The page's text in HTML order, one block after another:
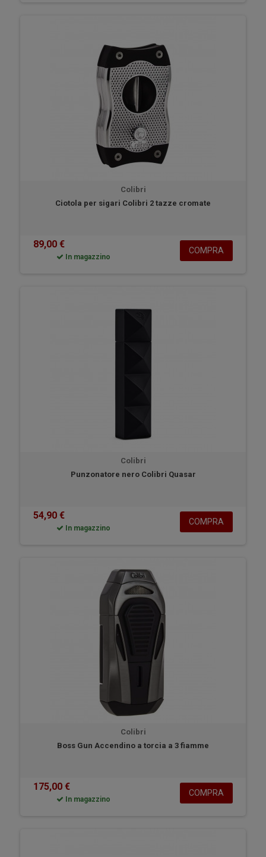
Colibri
Ciotola per sigari Colibri 2 tazze cromate
89,00 €
In magazzino
COMPRA
Colibri
Punzonatore nero Colibri Quasar
54,90 €
In magazzino
COMPRA
Colibri
Boss Gun Accendino a torcia a 3 fiamme
175,00 €
In magazzino
COMPRA